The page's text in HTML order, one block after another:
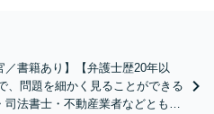
／書籍あり】【弁護士歴20年以
、問題を細かく見ることができる
法書士・不動産業者などとも連